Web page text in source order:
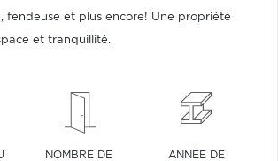
fendeuse et plus encore! Une propriété
et tranquillité.
NOMBRE DE
ANNÉE DE